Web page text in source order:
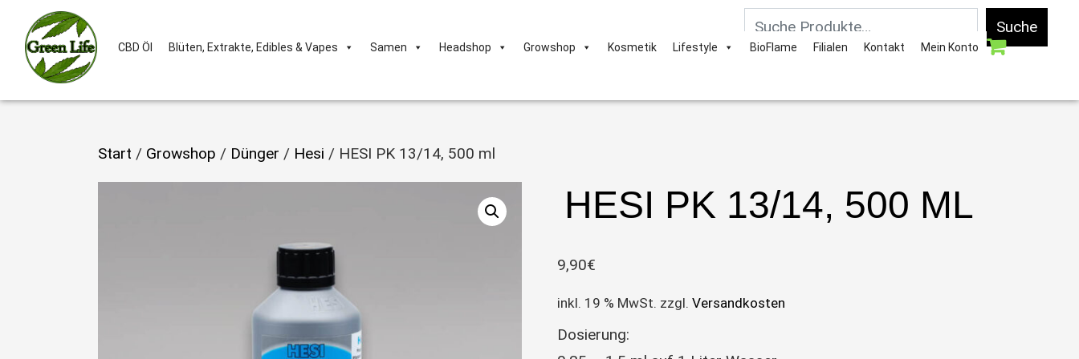
Suche
CBD Öl Blüten, Extrakte, Edibles & Vapes Samen Headshop Growshop Kosmetik Lifestyle BioFlame Filialen Kontakt Mein Konto
Start / Growshop / Dünger / Hesi / HESI PK 13/14, 500 ml
HESI PK 13/14, 500 ML
9,90€
inkl. 19 % MwSt. zzgl. Versandkosten
Dosierung: